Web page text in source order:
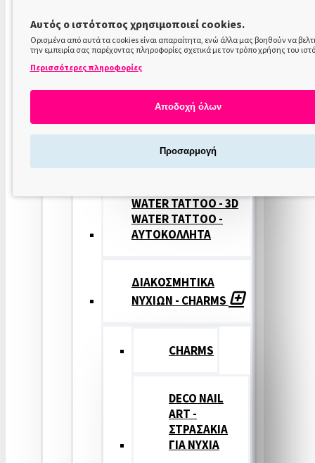
COLOR
ΝΥΧΙΩΝ
ΣΦΡΑΓΙΔΕΣ
ΝΥΧΙΩΝ
WATER TATTOO - 3D
WATER TATTOO -
ΑΥΤΟΚΟΛΛΗΤΑ
ΔΙΑΚΟΣΜΗΤΙΚΑ
ΝΥΧΙΩΝ - CHARMS
CHARMS
DECO NAIL
ART -
ΣΤΡΑΣΑΚΙΑ
ΓΙΑ ΝΥΧΙΑ
Αυτός ο ιστότοπος χρησιμοποιεί cookies.
Ορισμένα από αυτά τα cookies είναι απαραίτητα, ενώ άλλα μας βοηθούν να
την εμπειρία σας παρέχοντας πληροφορίες σχετικά με τον τρόπο χρήσης του
Περισσότερες πληροφορίες
Αποδοχή όλων
Προσαρμογή